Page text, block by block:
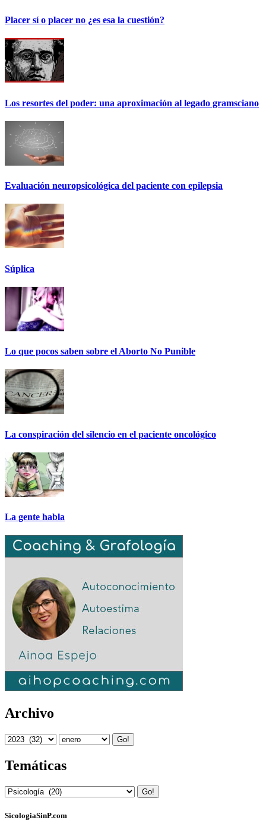
Placer sí o placer no ¿es esa la cuestión?
Los resortes del poder: una aproximación al legado gramsciano
Evaluación neuropsicológica del paciente con epilepsia
Súplica
Lo que pocos saben sobre el Aborto No Punible
La conspiración del silencio en el paciente oncológico
La gente habla
Archivo
Go!
Temáticas
Go!
SicologiaSinP.com